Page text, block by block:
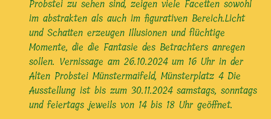
Probstei zu sehen sind, zeigen viele Facetten sowohl
im abstrakten als auch im figurativen Bereich.Licht
und Schatten erzeugen Illusionen und flüchtige
Momente, die die Fantasie des Betrachters anregen
sollen. Vernissage am 26.10.2024 um 16 Uhr in der
Alten Probstei Münstermaifeld, Münsterplatz 4 Die
Ausstellung ist bis zum 30.11.2024 samstags, sonntags
und feiertags jeweils von 14 bis 18 Uhr geöffnet.